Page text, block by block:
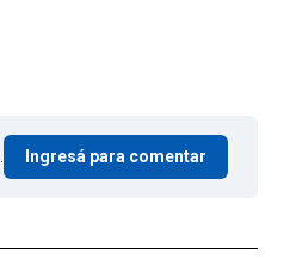
Ingresá para comentar